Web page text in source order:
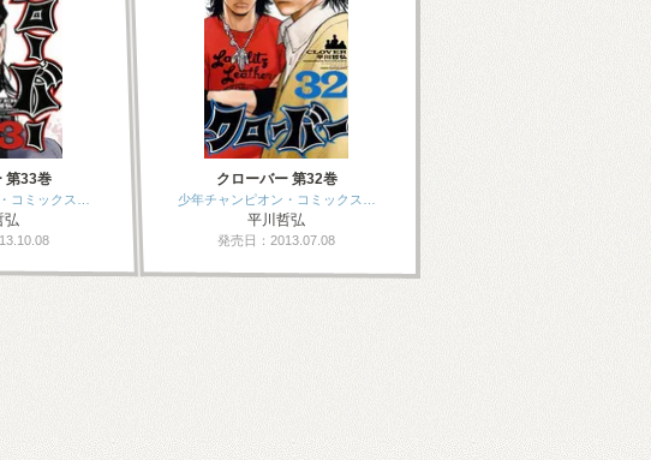
第33巻
コミックス…
弘
クローバー 第32巻
少年チャンピオン・コミックス…
平川哲弘
発売日：2013.07.08